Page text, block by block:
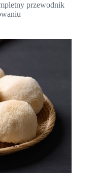
przewodnik